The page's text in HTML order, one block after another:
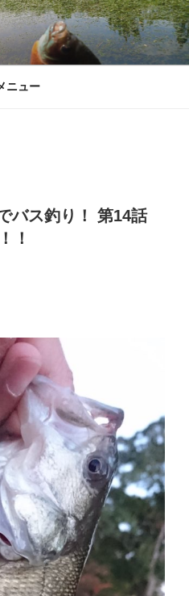
ニュー
バス釣り！ 第14話
！